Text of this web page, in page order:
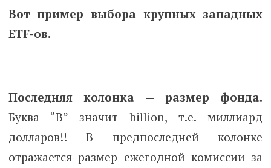
Вот пример выбора крупных западных
ETF-ов.
Последняя колонка — размер фонда.
Буква “B” значит billion, т.е. миллиард
долларов!! В предпоследней колонке
отражается размер ежегодной комиссии за